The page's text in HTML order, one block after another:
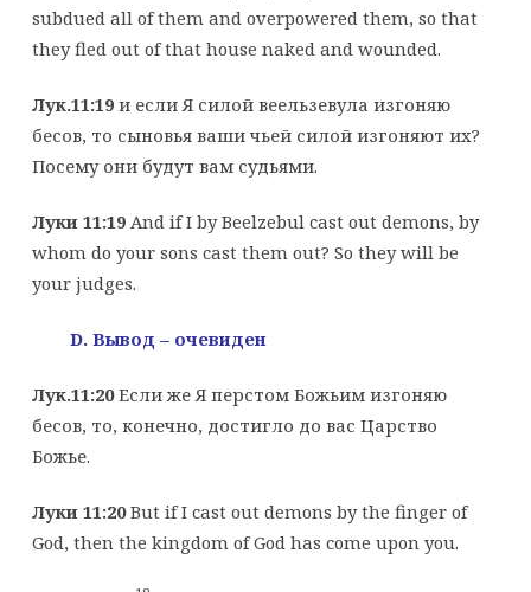
subdued all of them and overpowered them, so that
they fled out of that house naked and wounded.
Лук.11:19 и если Я силой веельзевула изгоняю
бесов, то сыновья ваши чьей силой изгоняют их?
Посему они будут вам судьями.
Луки 11:19And if I by Beelzebul cast out demons, by
whom do your sons cast them out? So they will be
your judges.
D. Вывод – очевиден
Лук.11:20Если же Я перстом Божьим изгоняю
бесов, то, конечно, достигло до вас Царство
Божье.
Луки 11:20But if I cast out demons by the finger of
God, then the kingdom of God has come upon you.